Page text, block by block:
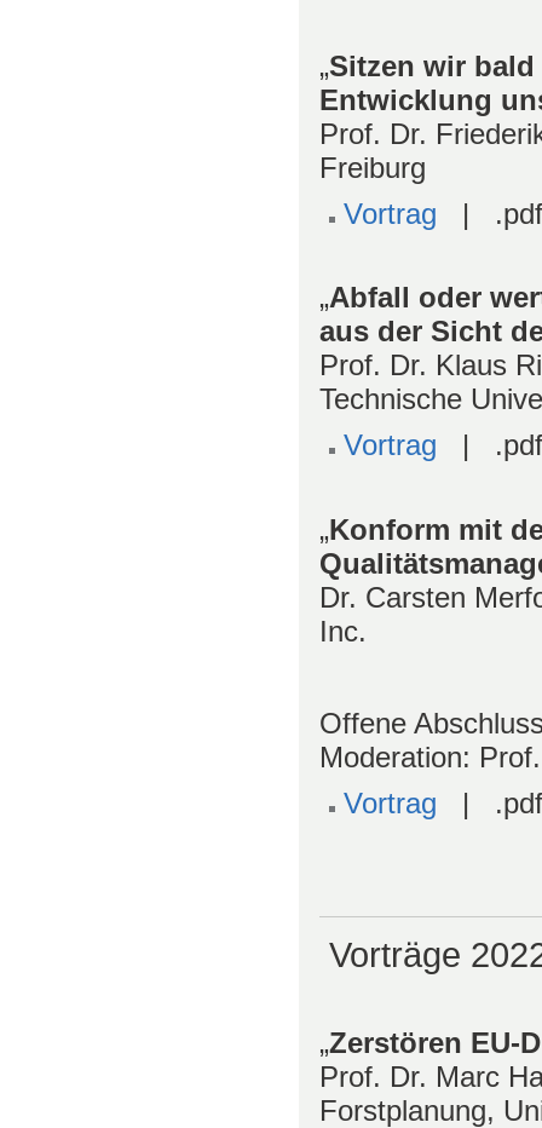
„Sitzen wir
Entwicklung
Prof. Dr.
Freiburg
Vortrag |
„Abfall oder
aus der Sicht
Prof. Dr. Klaus
Technische
Vortrag |
„Konform mit
Dr. Carsten
Inc.
Offene
Moderation:
Vortrag |
Vorträge
„Zerstören EU-
Prof. Dr. Marc
Forstplanung,